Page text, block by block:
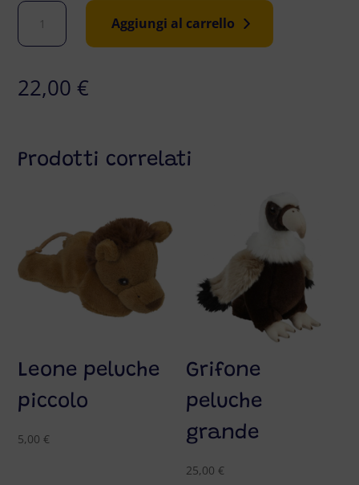
Lupo
peluche
grande
Aggiungi al carrello
22,00€
Prodotti correlati
Leone peluche
piccolo
5,00€
Grifone
peluche
grande
25,00€